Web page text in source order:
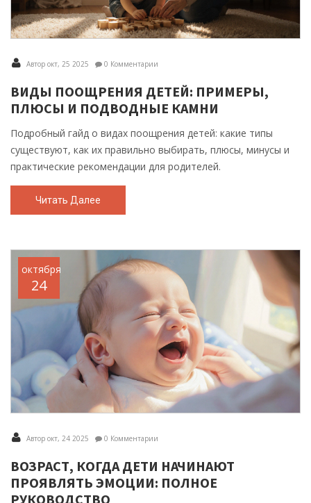
Автор окт, 25 2025 0 Комментарии
ВИДЫ ПООЩРЕНИЯ ДЕТЕЙ: ПРИМЕРЫ,
ПЛЮСЫ И ПОДВОДНЫЕ КАМНИ
Подробный гайд о видах поощрения детей: какие типы
существуют, как их правильно выбирать, плюсы, минусы и
практические рекомендации для родителей.
Читать Далее
октября
24
Автор окт, 24 2025 0 Комментарии
ВОЗРАСТ, КОГДА ДЕТИ НАЧИНАЮТ
ПРОЯВЛЯТЬ ЭМОЦИИ: ПОЛНОЕ
РУКОВОДСТВО